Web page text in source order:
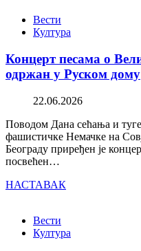
Вести
Култура
Концерт песама о
одржан у Руском дому
22.06.2026
Поводом Дана сећања и
фашистичке Немачке на
Београду приређен је
посвећен…
НАСТАВАК
Вести
Култура